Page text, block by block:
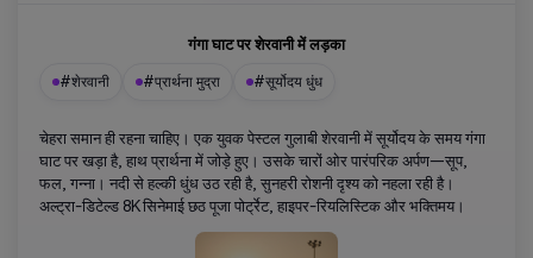
गंगा घाट पर शेरवानी में लड़का
#शेरवानी #प्रार्थना मुद्रा #सूर्योदय धुंध
चेहरा समान ही रहना चाहिए। एक युवक पेस्टल गुलाबी शेरवानी में सूर्योदय के समय गंगा
घाट पर खड़ा है, हाथ प्रार्थना में जोड़े हुए। उसके चारों ओर पारंपरिक अर्पण—सूप,
फल, गन्ना। नदी से हल्की धुंध उठ रही है, सुनहरी रोशनी दृश्य को नहला रही है।
अल्ट्रा-डिटेल्ड 8K सिनेमाई छठ पूजा पोर्ट्रेट, हाइपर-रियलिस्टिक और भक्तिमय।